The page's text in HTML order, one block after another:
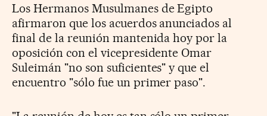
Los Hermanos Musulmanes de Egipto
afirmaron que los acuerdos anunciados al
final de la reunión mantenida hoy por la
oposición con el vicepresidente Omar
Suleimán "no son suficientes" y que el
encuentro "sólo fue un primer paso".